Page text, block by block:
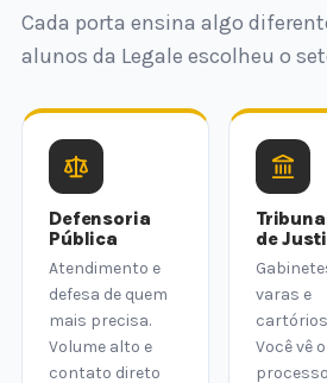
Cada porta ensina algo
alunos da Legale escolheu o
Defensoria
Pública
Atendimento e
defesa de quem
mais precisa.
Volume alto e
contato direto
de
varas e
Você vê o
processo